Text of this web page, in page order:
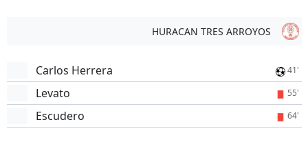
HURACAN TRES ARROYOS
Carlos Herrera 41'
Levato 55'
Escudero 64'